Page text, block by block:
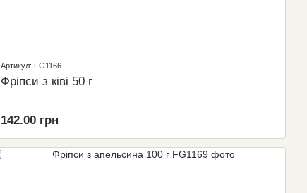
Артикул: FG1166
Фріпси з ківі 50 г
142.00 грн